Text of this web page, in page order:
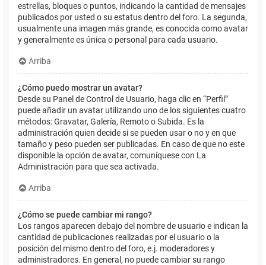
estrellas, bloques o puntos, indicando la cantidad de mensajes
publicados por usted o su estatus dentro del foro. La segunda,
usualmente una imagen más grande, es conocida como avatar
y generalmente es única o personal para cada usuario.
Arriba
¿Cómo puedo mostrar un avatar?
Desde su Panel de Control de Usuario, haga clic en “Perfil”
puede añadir un avatar utilizando uno de los siguientes cuatro
métodos: Gravatar, Galería, Remoto o Subida. Es la
administración quien decide si se pueden usar o no y en que
tamaño y peso pueden ser publicadas. En caso de que no este
disponible la opción de avatar, comuníquese con La
Administración para que sea activada.
Arriba
¿Cómo se puede cambiar mi rango?
Los rangos aparecen debajo del nombre de usuario e indican la
cantidad de publicaciones realizadas por el usuario o la
posición del mismo dentro del foro, e.j. moderadores y
administradores. En general, no puede cambiar su rango